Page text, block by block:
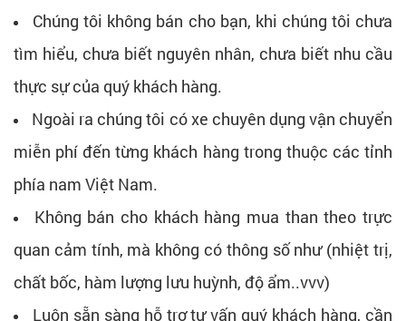
Chúng tôi không bán cho bạn, khi chúng tôi chưa
tìm hiểu, chưa biết nguyên nhân, chưa biết nhu cầu
thực sự của quý khách hàng.
Ngoài ra chúng tôi có xe chuyên dụng vận chuyển
miễn phí đến từng khách hàng trong thuộc các tỉnh
phía nam Việt Nam.
Không bán cho khách hàng mua than theo trực
quan cảm tính, mà không có thông số như (nhiệt trị,
chất bốc, hàm lượng lưu huỳnh, độ ẩm..vvv)
Luôn sẵn sàng hỗ trợ tư vấn quý khách hàng, cần